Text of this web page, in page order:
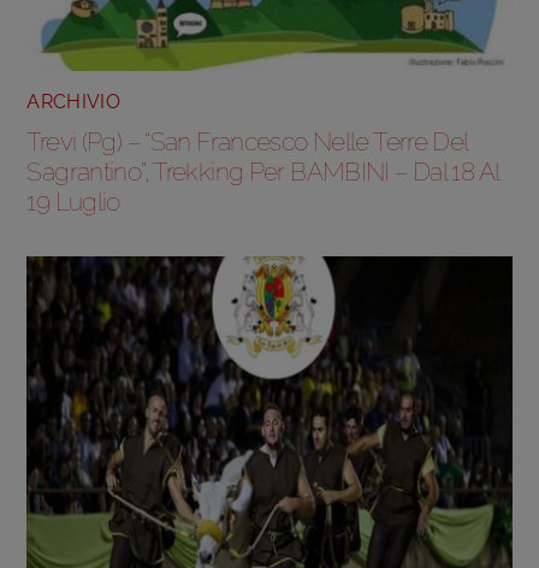
ARCHIVIO
Trevi (Pg) – “San Francesco Nelle Terre Del
Sagrantino”, Trekking Per BAMBINI – Dal 18 Al
19 Luglio